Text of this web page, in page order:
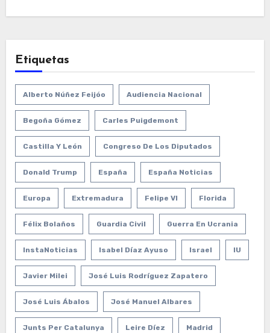
Etiquetas
Alberto Núñez Feijóo Audiencia Nacional
Begoña Gómez Carles Puigdemont
Castilla Y León Congreso De Los Diputados
Donald Trump España España Noticias
Europa Extremadura Felipe VI Florida
Félix Bolaños Guardia Civil Guerra En Ucrania
InstaNoticias Isabel Díaz Ayuso Israel IU
Javier Milei José Luis Rodríguez Zapatero
José Luis Ábalos José Manuel Albares
Junts Per Catalunya Leire Díez Madrid